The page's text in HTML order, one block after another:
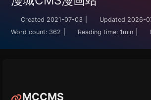
Created 2021-07-03 Updated 2026-
Word count: 362 Reading time: 1min
MCCMS